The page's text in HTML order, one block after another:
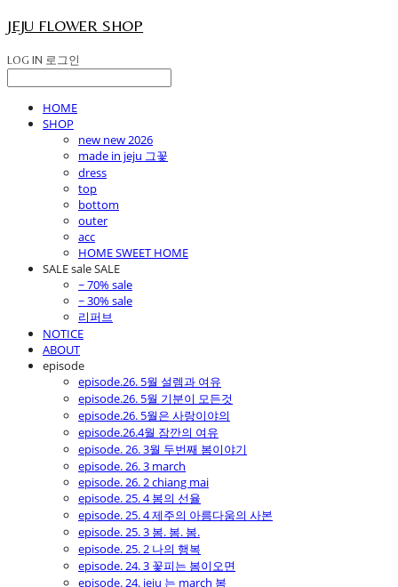
JEJU FLOWER SHOP
LOG IN 로그인
HOME
SHOP
new new 2026
made in jeju 그꽃
dress
top
bottom
outer
acc
HOME SWEET HOME
SALE sale SALE
~ 70% sale
~ 30% sale
리퍼브
NOTICE
ABOUT
episode
episode.26. 5월 설렘과 여유
episode.26. 5월 기분이 모든것
episode.26. 5월은 사랑이야의
episode.26.4월 잠깐의 여유
episode. 26. 3월 두번째 봄이야기
episode. 26. 3 march
episode. 26. 2 chiang mai
episode. 25. 4 봄의 선율
episode. 25. 4 제주의 아름다움의 사본
episode. 25. 3 봄. 봄. 봄.
episode. 25. 2 나의 행복
episode. 24. 3 꽃피는 봄이오면
episode. 24. jeju 는 march 봄